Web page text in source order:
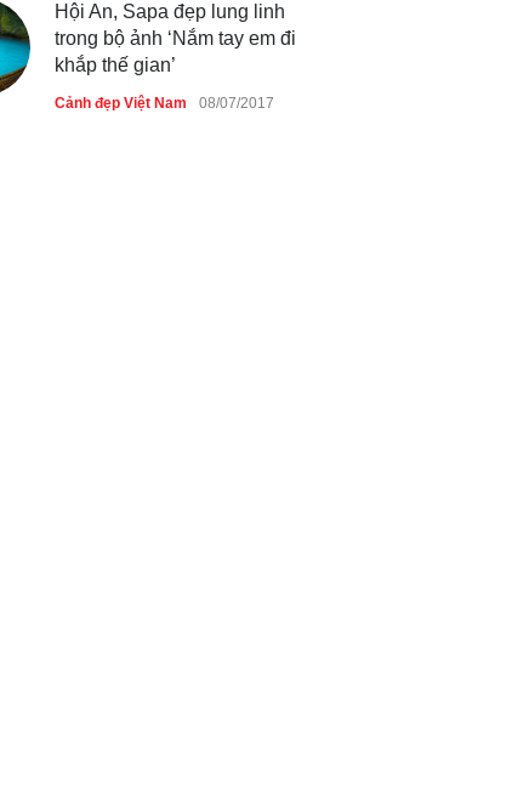
Hội An, Sapa đẹp lung linh
trong bộ ảnh ‘Nắm tay em đi
khắp thế gian’
Cảnh đẹp Việt Nam 08/07/2017